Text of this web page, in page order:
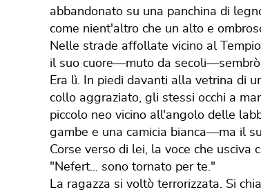
abbandonato su una panchina di
come nient'altro che un alto e
​Nelle strade affollate vicino al
il suo cuore—muto da
​Era lì. In piedi davanti alla vetrina di
collo aggraziato, gli stessi occhi a
piccolo neo vicino all'angolo delle
gambe e una camicia bianca—ma il
​Corse verso di lei, la voce che usciva
"Nefert... sono tornato per te."
​La ragazza si voltò terrorizzata. Si